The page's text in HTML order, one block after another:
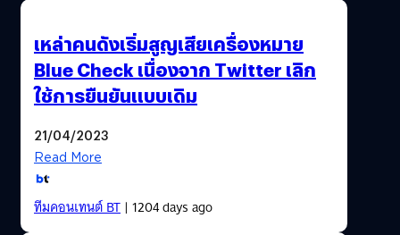
เหล่าคนดังเริ่มสูญเสียเครื่องหมาย
Blue Check เนื่องจาก Twitter เลิก
ใช้การยืนยันแบบเดิม
21/04/2023
Read More
ทีมคอนเทนต์ BT| 1204 days ago